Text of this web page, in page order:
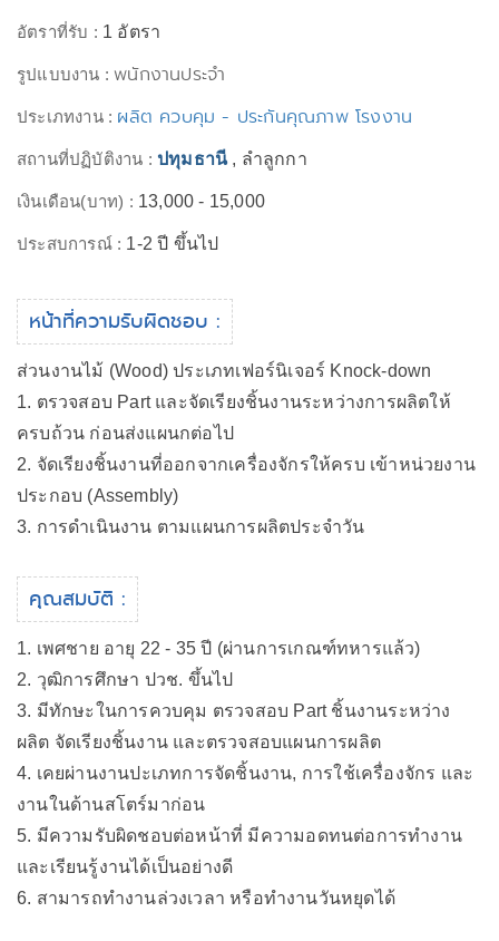
อัตราที่รับ : 1 อัตรา
รูปแบบงาน :พนักงานประจำ
ประเภทงาน : ผลิต ควบคุม - ประกันคุณภาพ โรงงาน
สถานที่ปฏิบัติงาน : ปทุมธานี, ลำลูกกา
เงินเดือน(บาท) : 13,000 - 15,000
ประสบการณ์ : 1-2 ปี ขึ้นไป
หน้าที่ความรับผิดชอบ :
ส่วนงานไม้ (Wood) ประเภทเฟอร์นิเจอร์ Knock-down
1. ตรวจสอบ Part และจัดเรียงชิ้นงานระหว่างการผลิตให้
ครบถ้วน ก่อนส่งแผนกต่อไป
2. จัดเรียงชิ้นงานที่ออกจากเครื่องจักรให้ครบ เข้าหน่วยงาน
ประกอบ (Assembly)
3. การดำเนินงาน ตามแผนการผลิตประจำวัน
คุณสมบัติ :
1. เพศชาย อายุ 22 - 35 ปี (ผ่านการเกณฑ์ทหารแล้ว)
2. วุฒิการศึกษา ปวช. ขึ้นไป
3. มีทักษะในการควบคุม ตรวจสอบ Part ชิ้นงานระหว่าง
ผลิต จัดเรียงชิ้นงาน และตรวจสอบแผนการผลิต
4. เคยผ่านงานปะเภทการจัดชิ้นงาน, การใช้เครื่องจักร และ
งานในด้านสโตร์มาก่อน
5. มีความรับผิดชอบต่อหน้าที่ มีความอดทนต่อการทำงาน
และเรียนรู้งานได้เป็นอย่างดี
6. สามารถทำงานล่วงเวลา หรือทำงานวันหยุดได้